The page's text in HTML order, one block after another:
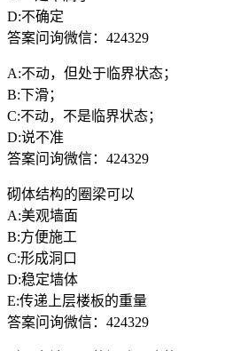
D:不确定
答案问询微信：424329
A:不动，但处于临界状态；
B:下滑；
C:不动，不是临界状态；
D:说不准
答案问询微信：424329
砌体结构的圈梁可以
A:美观墙面
B:方便施工
C:形成洞口
D:稳定墙体
E:传递上层楼板的重量
答案问询微信：424329